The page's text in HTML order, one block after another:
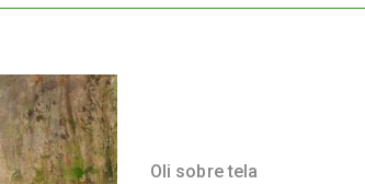
Oli sobre tela